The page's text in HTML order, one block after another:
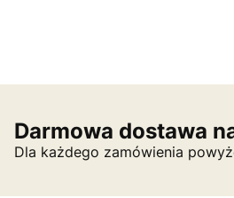
Darmowa dostawa
Dla każdego zamówienia